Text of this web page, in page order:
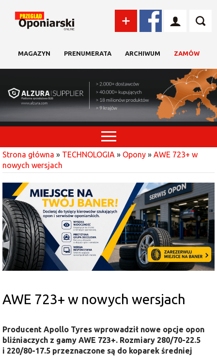
MAGAZYN PRENUMERATA ARCHIWUM ZAMÓW
Strona główna » TECHNOLOGIA » Opony » AWE 723+ w
nowych wersjach
AWE 723+ w nowych wersjach
Producent Apollo Tyres wprowadził nowe opcje opon
bliźniaczych z gamy AWE 723+. Rozmiary 280/70-22.5
i 220/80-17.5 przeznaczone są do koparek średniej